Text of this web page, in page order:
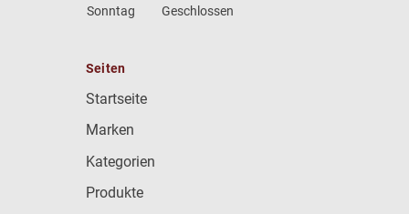
Sonntag
Geschlossen
Seiten
Startseite
Marken
Kategorien
Produkte